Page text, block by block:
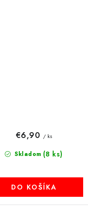
Skladom (8 ks)
€6,90 / ks
DO KOŠÍKA